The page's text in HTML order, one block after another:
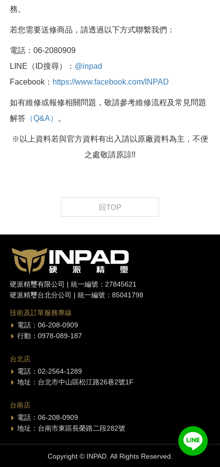
務。
若您需要送修商品，請透過以下方式聯繫我們：
電話：06-2080909
LINE（ID搜尋）： @inpad
Facebook： https://www.facebook.com/INPAD
如有維修或報修相關問題，敬請參考維修流程及常見問題
解答 （Q&A） 。
※以上資料若與官方資料有出入請以原廠資料為主，不便
之處敬請原諒!!
回TOP
硬派精璽有限公司 | 統一編號：27845621
硬派精璽台北分公司 | 統一編號：85041798
技術及訂單服務專線
電話：06-208-0909
行動：0978-089-187
台北店
電話：02-2564-1289
地址：台北市中山區松江路26巷2號1F
台南店
電話：06-208-0909
地址：台南市東區長榮路二段282號
Copyright © INPAD. All Rights Reserved.